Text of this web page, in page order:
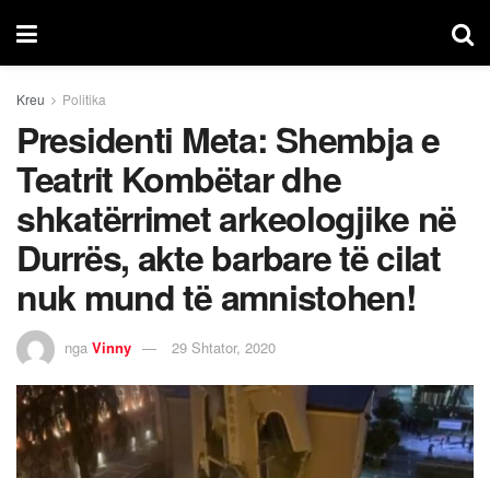
Kreu Politika
Presidenti Meta: Shembja e
Teatrit Kombëtar dhe
shkatërrimet arkeologjike në
Durrës, akte barbare të cilat
nuk mund të amnistohen!
nga Vinny 29 Shtator, 2020